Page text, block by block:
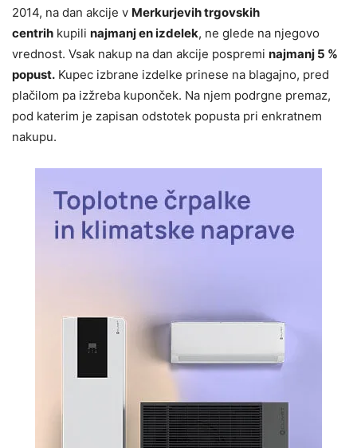
2014, na dan akcije v Merkurjevih trgovskih
centrih kupili najmanj en izdelek, ne glede na njegovo
vrednost. Vsak nakup na dan akcije pospremi najmanj 5 %
popust. Kupec izbrane izdelke prinese na blagajno, pred
plačilom pa izžreba kuponček. Na njem podrgne premaz,
pod katerim je zapisan odstotek popusta pri enkratnem
nakupu.